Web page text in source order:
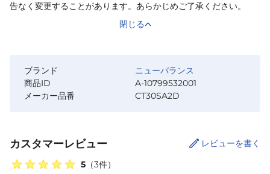
告なく変更することがあります。あらかじめご了承ください。
閉じる
ブランド
ニューバランス
商品ID
A-10799532001
メーカー品番
CT30SA2D
カスタマーレビュー
5 （3件）
レビューを書く